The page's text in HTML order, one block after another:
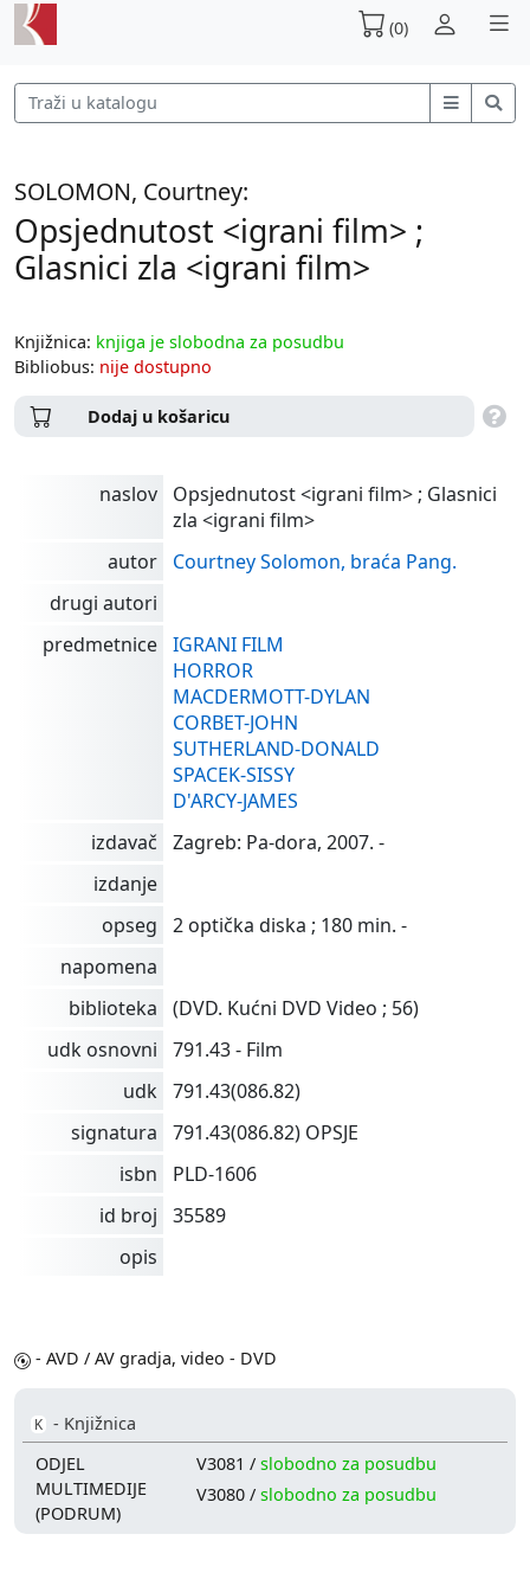
(0)
SOLOMON, Courtney:
Opsjednutost <igrani film> ;
Glasnici zla <igrani film>
Knjižnica: knjiga je slobodna za posudbu
Bibliobus: nije dostupno
Dodaj u košaricu
naslov
Opsjednutost <igrani film> ; Glasnici
zla <igrani film>
autor
Courtney Solomon, braća Pang.
drugi autori
predmetnice IGRANI FILM
HORROR
MACDERMOTT-DYLAN
CORBET-JOHN
SUTHERLAND-DONALD
SPACEK-SISSY
D'ARCY-JAMES
izdavač
Zagreb: Pa-dora, 2007. -
izdanje
opseg
2 optička diska ; 180 min. -
napomena
biblioteka
(DVD. Kućni DVD Video ; 56)
udk osnovni
791.43 - Film
udk 791.43(086.82)
signatura
791.43(086.82) OPSJE
isbn
PLD-1606
id broj
35589
opis
- AVD / AV gradja, video - DVD
K - Knjižnica
ODJEL
MULTIMEDIJE
(PODRUM)
V3081 /slobodno za posudbu
V3080 /slobodno za posudbu